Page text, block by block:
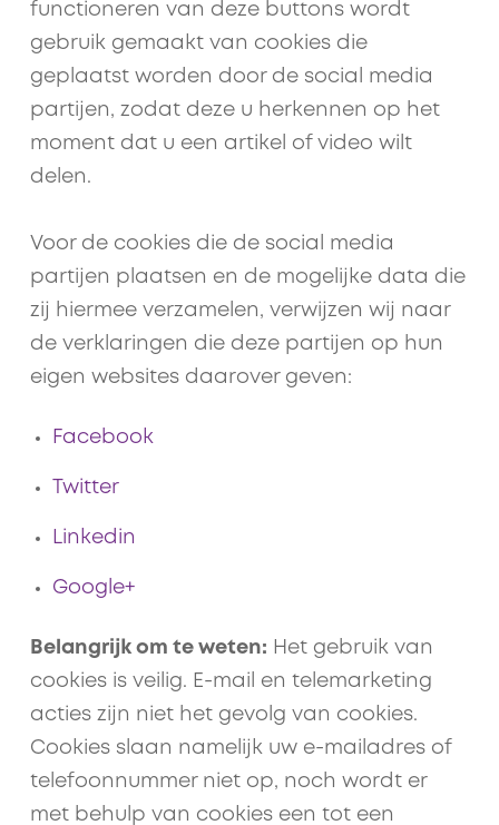
functioneren van deze buttons wordt
gebruik gemaakt van cookies die
geplaatst worden door de social media
partijen, zodat deze u herkennen op het
moment dat u een artikel of video wilt
delen.
Voor de cookies die de social media
partijen plaatsen en de mogelijke data die
zij hiermee verzamelen, verwijzen wij naar
de verklaringen die deze partijen op hun
eigen websites daarover geven:
Facebook
Twitter
Linkedin
Google+
Belangrijk om te weten: Het gebruik van
cookies is veilig. E-mail en telemarketing
acties zijn niet het gevolg van cookies.
Cookies slaan namelijk uw e-mailadres of
telefoonnummer niet op, noch wordt er
met behulp van cookies een tot een